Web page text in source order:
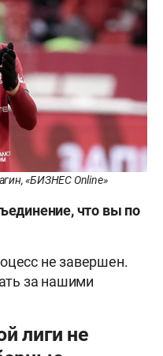
«БИЗНЕС Online»
что вы по
не завершен.
за нашими
лиги не